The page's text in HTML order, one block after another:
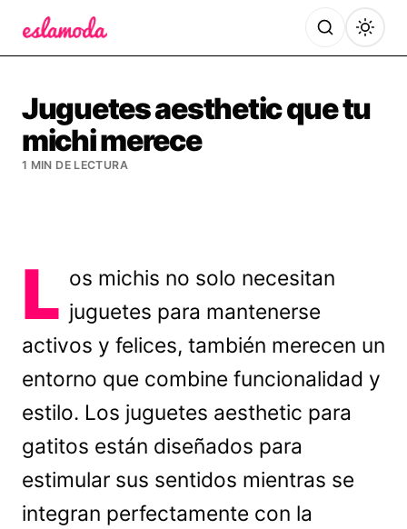
Juguetes aesthetic que tu
michi merece
1 MIN DE LECTURA
L os michis no solo necesitan
juguetes para mantenerse
activos y felices, también merecen un
entorno que combine funcionalidad y
estilo. Los juguetes aesthetic para
gatitos están diseñados para
estimular sus sentidos mientras se
integran perfectamente con la